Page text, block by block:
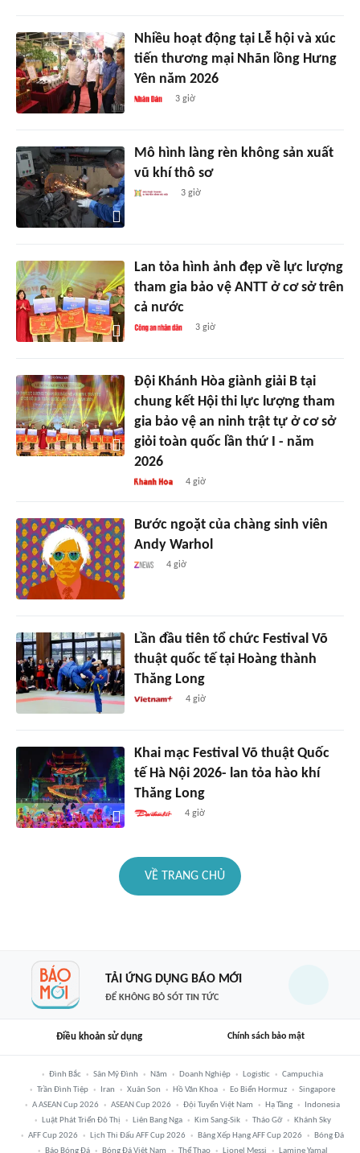
Nhiều hoạt động tại Lễ hội và xúc
tiến thương mại Nhãn lồng Hưng
Yên năm 2026
3 giờ
Mô hình làng rèn không sản xuất
vũ khí thô sơ
3 giờ
Lan tỏa hình ảnh đẹp về lực lượng
tham gia bảo vệ ANTT ở cơ sở trên
cả nước
3 giờ
Đội Khánh Hòa giành giải B tại
chung kết Hội thi lực lượng tham
gia bảo vệ an ninh trật tự ở cơ sở
giỏi toàn quốc lần thứ I - năm
2026
4 giờ
Bước ngoặt của chàng sinh viên
Andy Warhol
4 giờ
Lần đầu tiên tổ chức Festival Võ
thuật quốc tế tại Hoàng thành
Thăng Long
4 giờ
Khai mạc Festival Võ thuật Quốc
tế Hà Nội 2026- lan tỏa hào khí
Thăng Long
4 giờ
VỀ TRANG CHỦ
TẢI ỨNG DỤNG BÁO MỚI
ĐỂ KHÔNG BỎ SÓT TIN TỨC
Điều khoản sử dụng Chính sách bảo mật
Đình Bắc Sân Mỹ Đình Năm Doanh Nghiệp Logistic
Campuchia
Trần Đình Tiệp
Iran Xuân Son Hồ Văn Khoa Eo Biển Hormuz
Singapore
A ASEAN Cup 2026
ASEAN Cup 2026 Đội Tuyển Việt Nam Hạ Tầng
Indonesia
Luật Phát Triển Đô Thị
Liên Bang Nga Kim Sang-Sik Tháo Gỡ
Khánh Sky
AFF Cup 2026
Lịch Thi Đấu AFF Cup 2026 Bảng Xếp Hạng AFF Cup 2026
Bóng Đá
Báo Bóng Đá
Bóng Đá Việt Nam Thể Thao Lionel Messi Lamine Yamal